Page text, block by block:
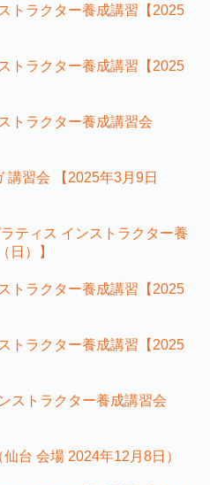
トラクター養成講習【2025
トラクター養成講習【2025
トラクター養成講習会
講習会 【2025年3月9日
ティス インストラクター養
日）】
トラクター養成講習【2025
トラクター養成講習【2025
ストラクター養成講習会
台 会場 2024年12月8日）